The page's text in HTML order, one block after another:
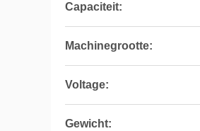
Capaciteit:
Machinegrootte:
Voltage:
Gewicht: